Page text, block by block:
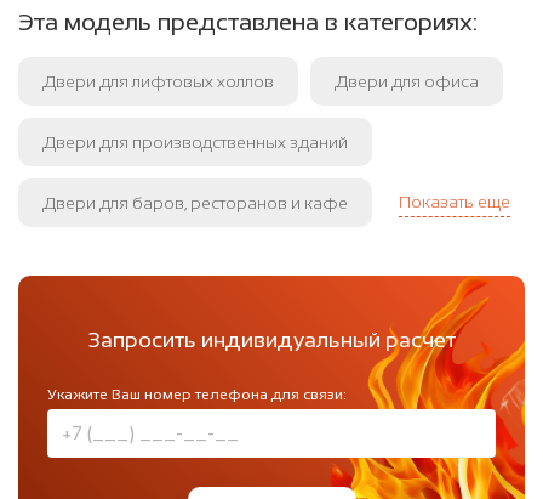
Эта модель представлена в категориях:
Двери для лифтовых холлов Двери для офиса
Двери для производственных зданий
Двери для баров, ресторанов и кафе Показать еще
Запросить индивидуальный расчет
Укажите Ваш номер телефона для связи: